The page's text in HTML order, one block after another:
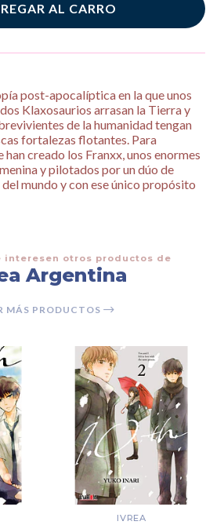
AL CARRO
post-apocalíptica en la que unos
Klaxosaurios arrasan la Tierra y
de la humanidad tengan
fortalezas flotantes. Para
han creado los Franxx, unos enormes
y pilotados por un dúo de
mundo y con ese único propósito
interesen otros productos de
Argentina
MÁS PRODUCTOS
IVREA